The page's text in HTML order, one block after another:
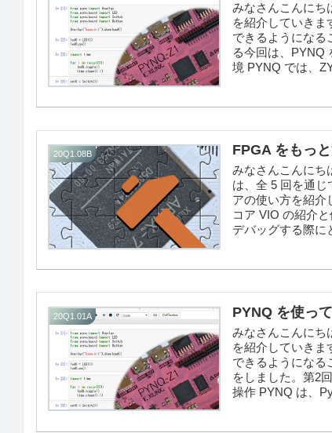
みなさんこんにち
を紹介していきま
できるようになる
る今回は、PYNQ
境 PYNQ では、
20Q1.08B FPGA をもっ
みなさんこんにち
は、全 5 回を通じ
アの使い方を紹介
コア VIO の紹介
デバッグする際に
20Q1.01A PYNQ を使っ
みなさんこんにち
を紹介していきま
できるようになる
をしました。第2
操作 PYNQ は、